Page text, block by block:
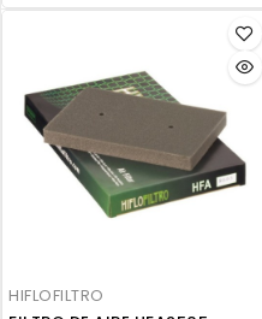
HIFLOFILTRO